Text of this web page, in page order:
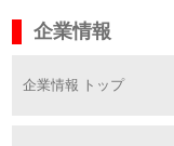
企業情報
企業情報 トップ